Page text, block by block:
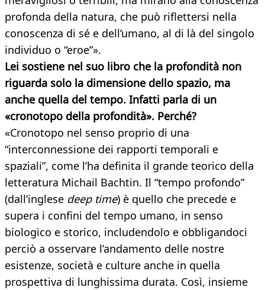
profonda della natura, che può riflettersi nella
conoscenza di sé e dell’umano, al di là del singolo
individuo o “eroe”».
Lei sostiene nel suo libro che la profondità non
riguarda solo la dimensione dello spazio, ma
anche quella del tempo. Infatti parla di un
«cronotopo della profondità». Perché?
«Cronotopo nel senso proprio di una
“interconnessione dei rapporti temporali e
spaziali”, come l’ha definita il grande teorico della
letteratura Michail Bachtin. Il “tempo profondo”
(dall’inglese deep time) è quello che precede e
supera i confini del tempo umano, in senso
biologico e storico, includendolo e obbligandoci
perciò a osservare l’andamento delle nostre
esistenze, società e culture anche in quella
prospettiva di lunghissima durata. Così, insieme